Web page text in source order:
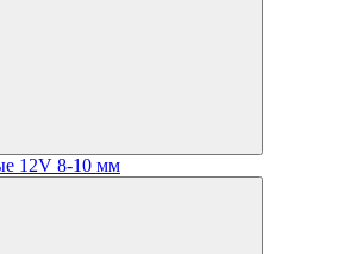
12V 8-10 мм